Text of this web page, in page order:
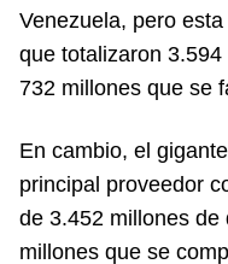
Venezuela, pero
que totalizaron
732 millones que se
En cambio, el
principal proveedor
de 3.452 millones de
millones que se